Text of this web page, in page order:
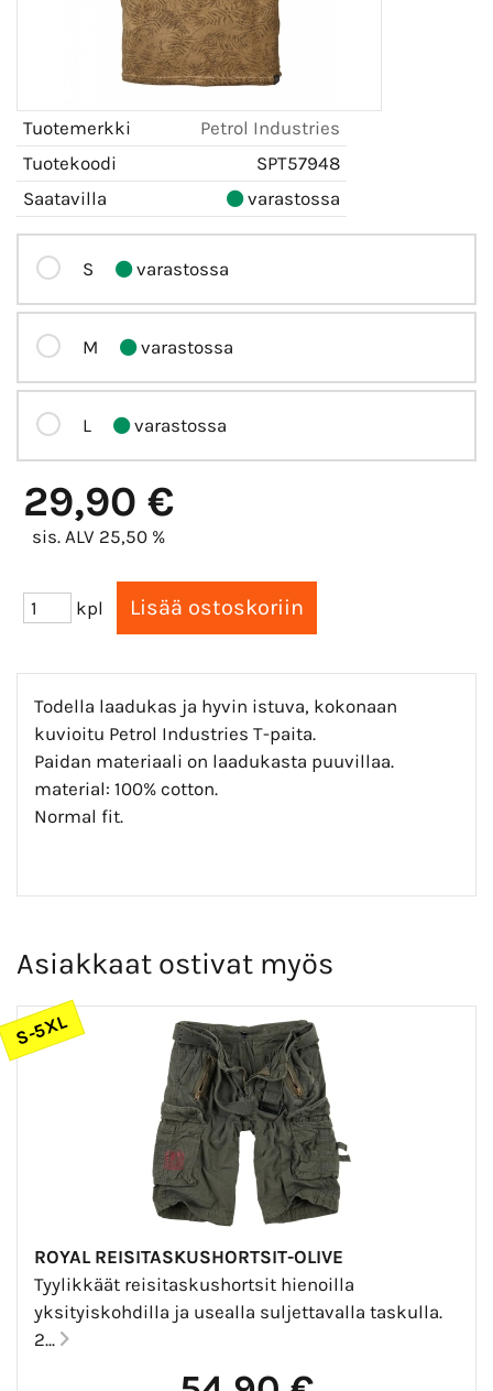
Tuotemerkki
Petrol Industries
Tuotekoodi
SPT57948
Saatavilla
varastossa
S varastossa
M varastossa
L varastossa
29,90 €
sis. ALV 25,50 %
kpl
Todella laadukas ja hyvin istuva, kokonaan
kuvioitu Petrol Industries T-paita.
Paidan materiaali on laadukasta puuvillaa.
material: 100% cotton.
Normal fit.
Asiakkaat ostivat myös
S-5XL
ROYAL REISITASKUSHORTSIT-OLIVE
Tyylikkäät reisitaskushortsit hienoilla
yksityiskohdilla ja usealla suljettavalla taskulla.
2...